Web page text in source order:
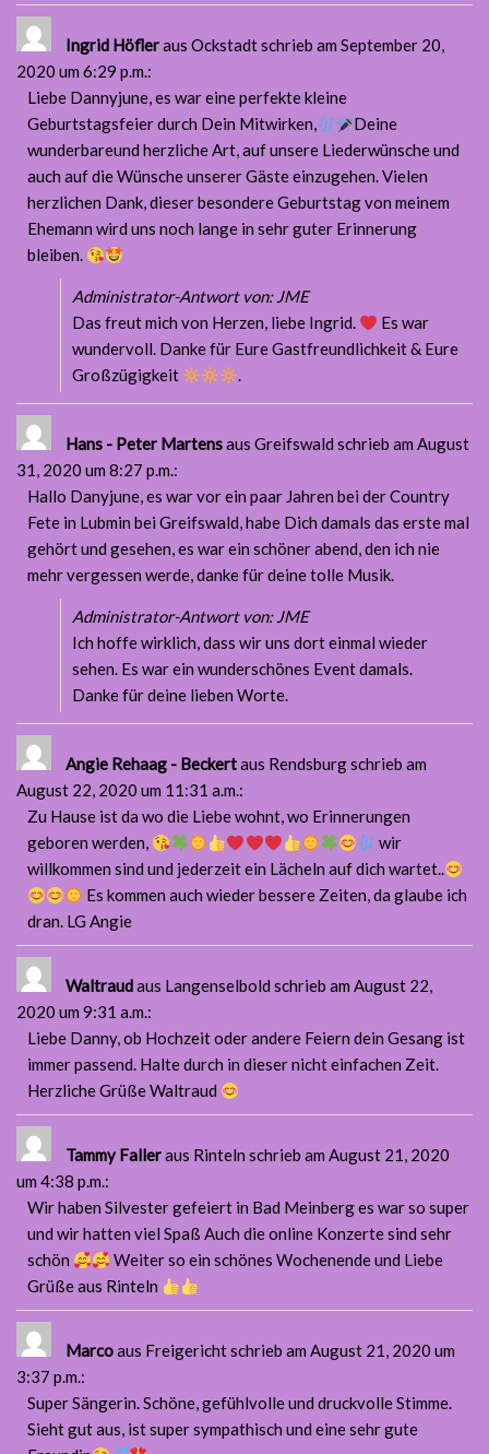
Ingrid Höfleraus Ockstadtschrieb am September 20,
2020 um 6:29 p.m.:
Liebe Dannyjune, es war eine perfekte kleine
Geburtstagsfeier durch Dein Mitwirken,
Deine
wunderbareund herzliche Art, auf unsere Liederwünsche und
auch auf die Wünsche unserer Gäste einzugehen. Vielen
herzlichen Dank, dieser besondere Geburtstag von meinem
Ehemann wird uns noch lange in sehr guter Erinnerung
bleiben.
Administrator-Antwort von: JME
Das freut mich von Herzen, liebe Ingrid.
Es war
wundervoll. Danke für Eure Gastfreundlichkeit & Eure
Großzügigkeit
.
Hans - Peter Martensaus Greifswald schrieb am August
31, 2020 um 8:27 p.m.:
Hallo Danyjune, es war vor ein paar Jahren bei der Country
Fete in Lubmin bei Greifswald, habe Dich damals das erste mal
gehört und gesehen, es war ein schöner abend, den ich nie
mehr vergessen werde, danke für deine tolle Musik.
Administrator-Antwort von: JME
Ich hoffe wirklich, dass wir uns dort einmal wieder
sehen. Es war ein wunderschönes Event damals.
Danke für deine lieben Worte.
Angie Rehaag - Beckertaus Rendsburgschrieb am
August 22, 2020 um 11:31 a.m.:
Zu Hause ist da wo die Liebe wohnt, wo Erinnerungen
geboren werden,
wir
willkommen sind und jederzeit ein Lächeln auf dich wartet..
Es kommen auch wieder bessere Zeiten, da glaube ich
dran. LG Angie
Waltraudaus Langenselbold schrieb am August 22,
2020 um 9:31 a.m.:
Liebe Danny, ob Hochzeit oder andere Feiern dein Gesang ist
immer passend. Halte durch in dieser nicht einfachen Zeit.
Herzliche Grüße Waltraud
Tammy Falleraus Rinteln schrieb am August 21, 2020
um 4:38 p.m.:
Wir haben Silvester gefeiert in Bad Meinberg es war so super
und wir hatten viel Spaß Auch die online Konzerte sind sehr
schön
Weiter so ein schönes Wochenende und Liebe
Grüße aus Rinteln
Marcoaus Freigerichtschrieb am August 21, 2020 um
3:37 p.m.:
Super Sängerin. Schöne, gefühlvolle und druckvolle Stimme.
Sieht gut aus, ist super sympathisch und eine sehr gute